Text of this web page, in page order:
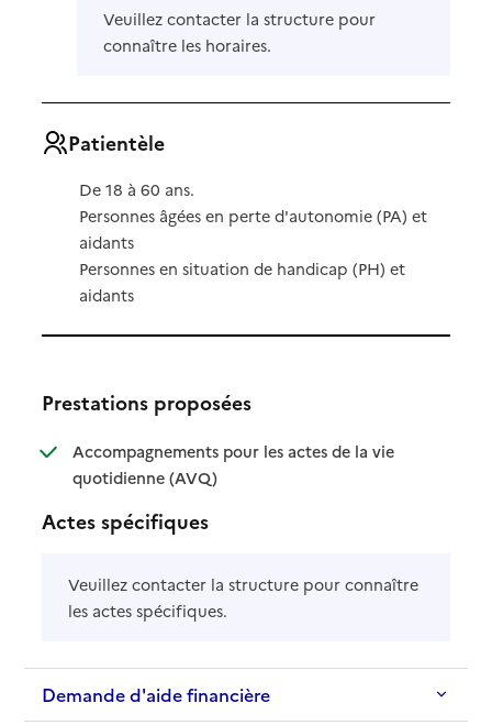
Veuillez contacter la structure pour
connaître les horaires.
Patientèle
De 18 à 60 ans.
Personnes âgées en perte d'autonomie (PA) et
aidants
Personnes en situation de handicap (PH) et
aidants
Prestations proposées
Accompagnements pour les actes de la vie
quotidienne (AVQ): disponible
: non disponible
Actes spécifiques
Veuillez contacter la structure pour connaître
les actes spécifiques.
Demande d'aide financière